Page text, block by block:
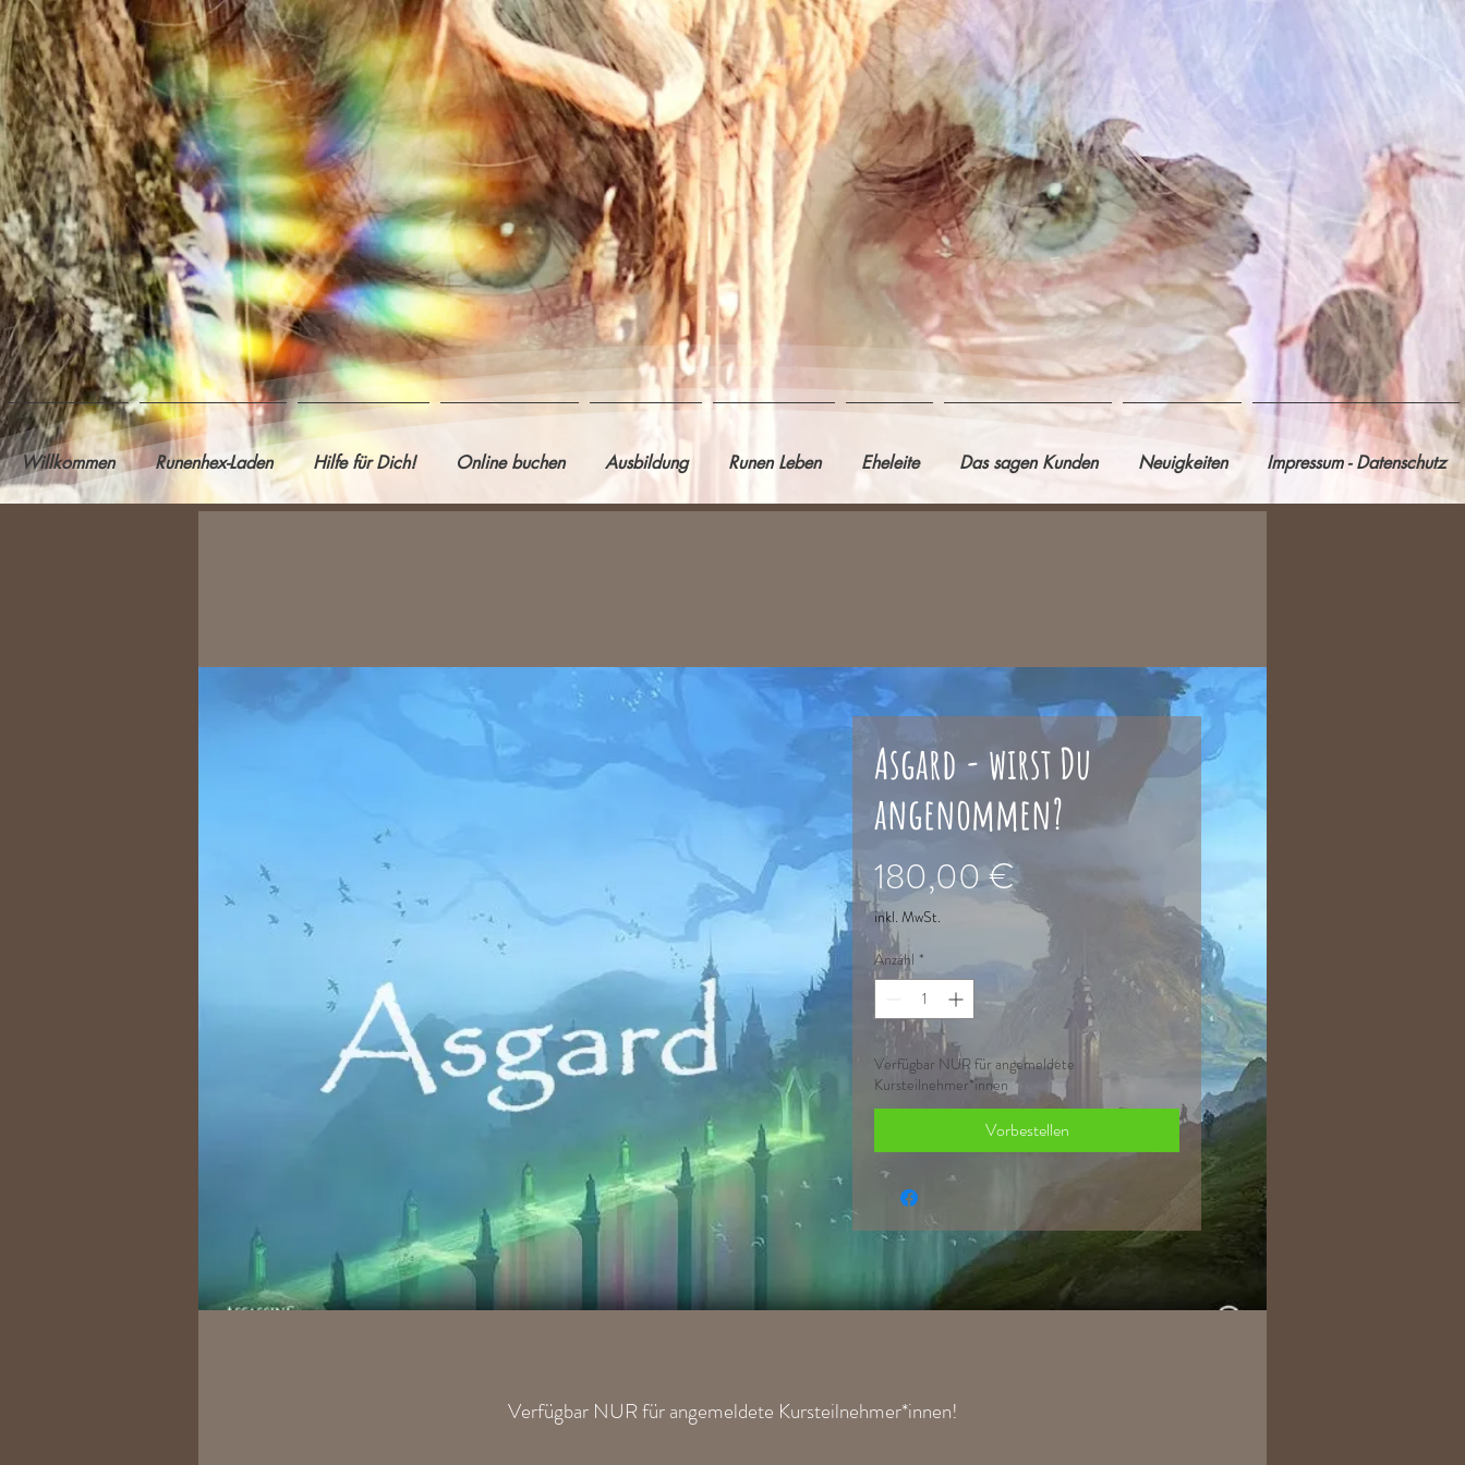
Willkommen Runenhex-Laden Hilfe für Dich! Online buchen Ausbildung Runen Leben Eheleite Das sagen Kunden Neuigkeiten Impressum - Datenschutz
Asgard - wirst Du
angenommen?
180,00 €Preis
inkl. MwSt.
Anzahl *
Verfügbar NUR für angemeldete
Kursteilnehmer*innen
Vorbestellen
Verfügbar NUR für angemeldete Kursteilnehmer*innen!